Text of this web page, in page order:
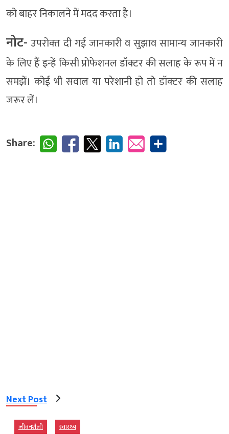
को बाहर निकालने में मदद करता है।
नोट- उपरोक्‍त दी गई जानकारी व सुझाव सामान्‍य जानकारी
के लिए हैं इन्‍हें किसी प्रोफेशनल डॉक्‍टर की सलाह के रूप में न
समझें। कोई भी सवाल या परेशानी हो तो डॉक्‍टर की सलाह
जरूर लें।
Share:
Next Post
जीवनशैली स्‍वास्‍थ्‍य